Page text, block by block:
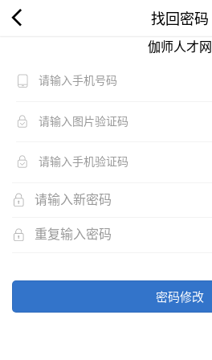
找回密码
伽师人才网
密码修改